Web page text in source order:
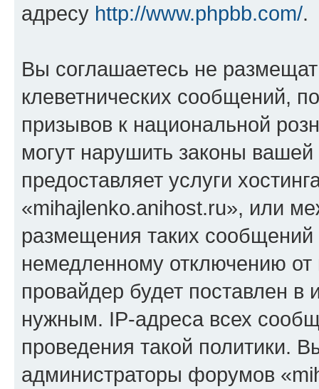
адресу http://www.phpbb.com/.
Вы соглашаетесь не
клеветнических сообщений,
призывов к национальной
могут нарушить законы
предоставляет услуги
«mihajlenko.anihost.ru», или
размещения таких
немедленному отключению
провайдер будет поставлен в
нужным. IP-адреса всех
проведения такой политики.
администраторы форумов